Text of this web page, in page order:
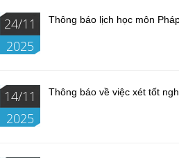
24/11
2025
Thông báo lịch học môn
14/11
2025
Thông báo về việc xét tốt